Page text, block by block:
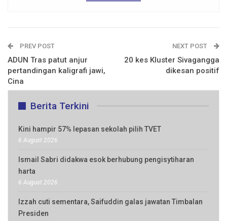
PREV POST
ADUN Tras patut anjur
pertandingan kaligrafi jawi,
Cina
NEXT POST
20 kes Kluster Sivagangga
dikesan positif
Berita Terkini
Kini hampir 57% lepasan sekolah pilih TVET
6 August 2026
Ismail Sabri didakwa esok berhubung pengisytiharan
harta
6 August 2026
Izzah cuti sementara, Saifuddin galas jawatan Timbalan
Presiden